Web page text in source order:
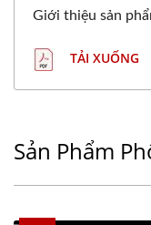
Giới thiệu sản
TẢI XUỐNG
Sản Phẩm